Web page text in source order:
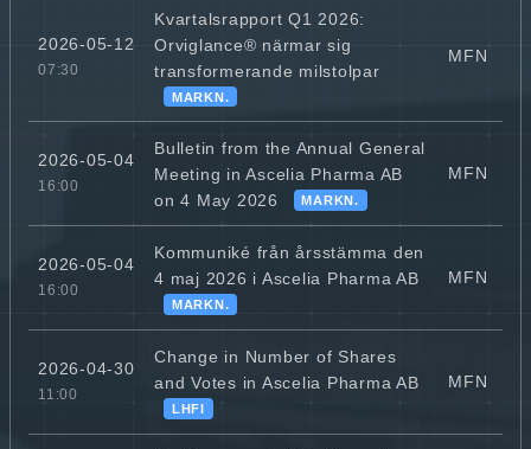
2026-05-12
07:30
Kvartalsrapport Q1 2026:
Orviglance® närmar sig
transformerande milstolpar
MARKN.
MFN
2026-05-04
16:00
Bulletin from the Annual General
Meeting in Ascelia Pharma AB
on 4 May 2026
MARKN.
MFN
2026-05-04
16:00
Kommuniké från årsstämma den
4 maj 2026 i Ascelia Pharma AB
MARKN.
MFN
2026-04-30
11:00
Change in Number of Shares
and Votes in Ascelia Pharma AB
LHFI
MFN